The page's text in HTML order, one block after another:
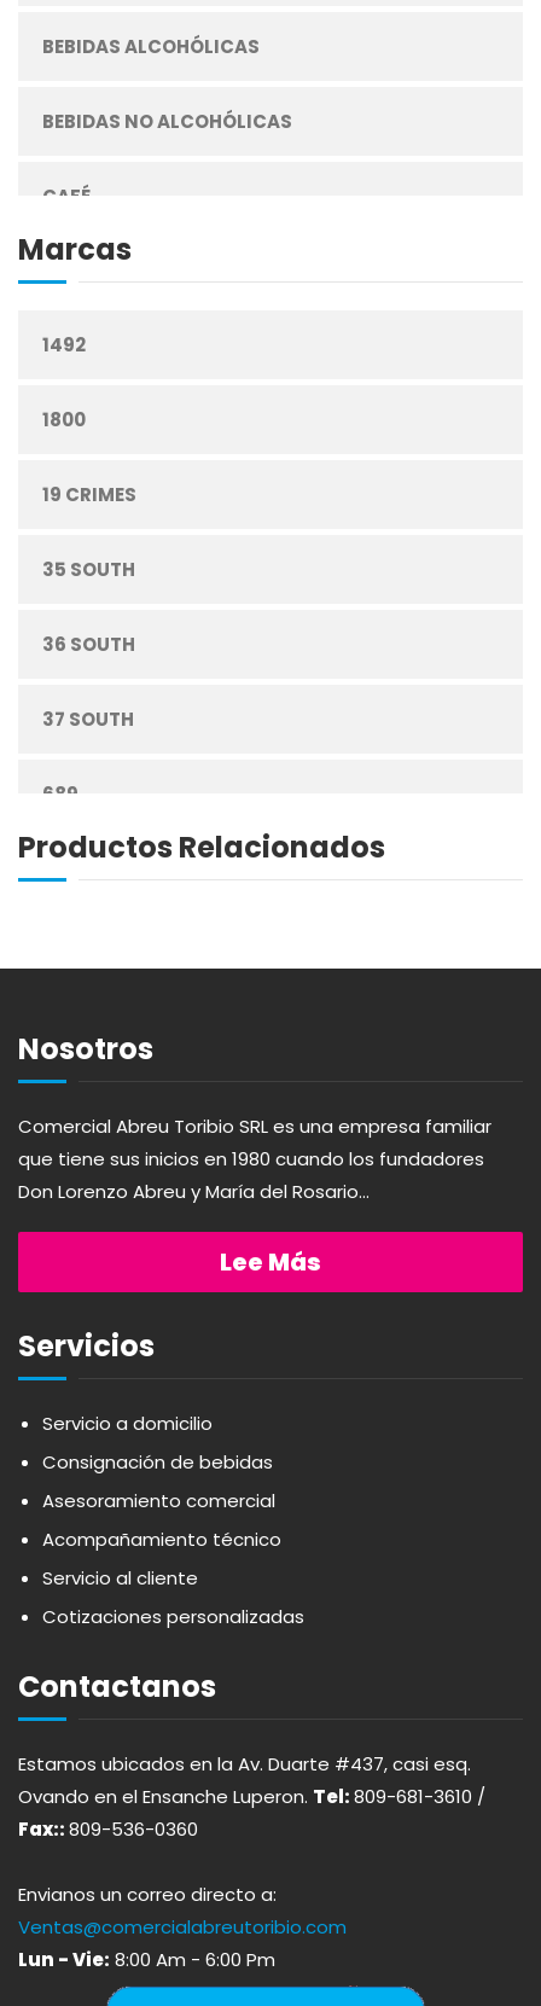
BEBIDAS ALCOHÓLICAS
BEBIDAS NO ALCOHÓLICAS
CAFÉ
CIGARRILLOS
CONFITERÍA
CONGELADOS
CUIDADO PERSONAL
DESECHABLES
ENLATADOS
ESPECIAS
LAVANDERÍA
PANADERÍA
PASTAS
PICADERAS
SALSAS
SAZONES
SNACKS
ÚTILES ESCOLARES
Marcas
1492
1800
19 CRIMES
35 SOUTH
36 SOUTH
37 SOUTH
689
AMBAR
APOTHIC
AQUA
ARDUINI
ARIENZO DE MARQUEZ
ATLANTICO
AVALON
AVERNA
AZUKITA
Productos Relacionados
Nosotros
Comercial Abreu Toribio SRL es una empresa familiar
que tiene sus inicios en 1980 cuando los fundadores
Don Lorenzo Abreu y María del Rosario...
Lee Más
Servicios
Servicio a domicilio
Consignación de bebidas
Asesoramiento comercial
Acompañamiento técnico
Servicio al cliente
Cotizaciones personalizadas
Contactanos
Estamos ubicados en la Av. Duarte #437, casi esq.
Ovando en el Ensanche Luperon. Tel:809-681-3610 /
Fax::809-536-0360
Envianos un correo directo a:
Ventas@comercialabreutoribio.com
Lun - Vie: 8:00 Am - 6:00 Pm